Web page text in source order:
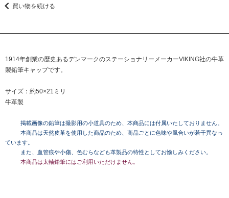
買い物を続ける
1914年創業の歴史あるデンマークのステーショナリーメーカーVIKING社の牛革
製鉛筆キャップです。
サイズ：約50×21ミリ
牛革製
掲載画像の鉛筆は撮影用の小道具のため、本商品には付属いたしておりません。
本商品は天然皮革を使用した商品のため、商品ごとに色味や風合いが若干異なっ
ています。
また、血管痕や小傷、色むらなども革製品の特性としてお愉しみください。
本商品は太軸鉛筆にはご利用いただけません。